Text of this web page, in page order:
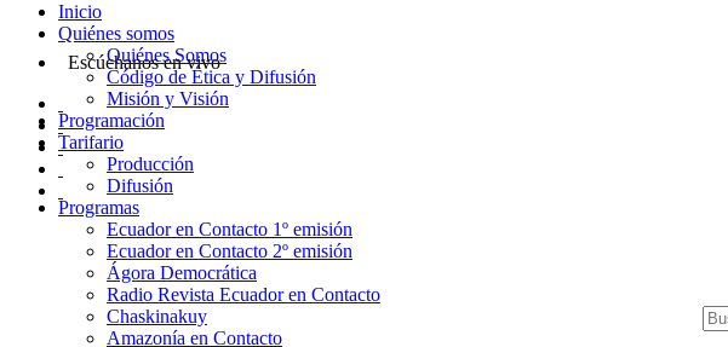
Escúchanos en vivo
Inicio
Quiénes somos
Quiénes Somos
Código de Ética y Difusión
Misión y Visión
Programación
Tarifario
Producción
Difusión
Programas
Ecuador en Contacto 1º emisión
Ecuador en Contacto 2º emisión
Ágora Democrática
Radio Revista Ecuador en Contacto
Chaskinakuy
Amazonía en Contacto